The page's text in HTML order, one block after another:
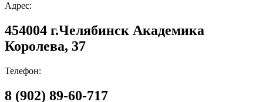
Адрес:
454004 г.Челябинск Академика
Королева, 37
Телефон:
8 (902) 89-60-717